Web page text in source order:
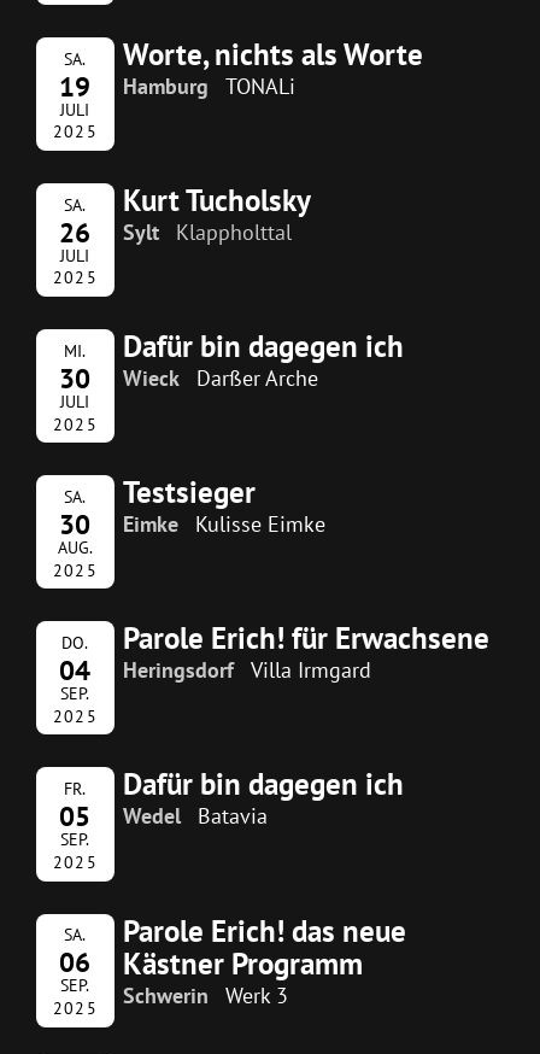
SA.
19
JULI
2025
Worte, nichts als Worte
Hamburg TONALi
SA.
26
JULI
2025
Kurt Tucholsky
Sylt Klappholttal
MI.
30
JULI
2025
Dafür bin dagegen ich
Wieck Darßer Arche
SA.
30
AUG.
2025
Testsieger
Eimke Kulisse Eimke
DO.
04
SEP.
2025
Parole Erich! für Erwachsene
Heringsdorf Villa Irmgard
FR.
05
SEP.
2025
Dafür bin dagegen ich
Wedel Batavia
SA.
06
SEP.
2025
Parole Erich! das neue
Kästner Programm
Schwerin Werk 3